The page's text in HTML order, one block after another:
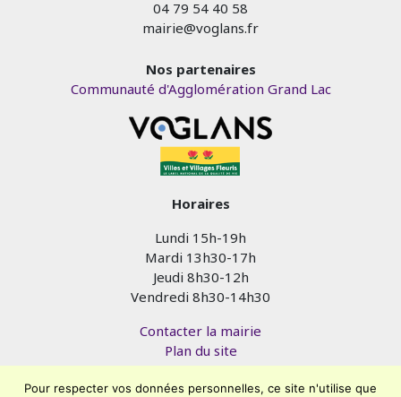
04 79 54 40 58
mairie@voglans.fr
Nos partenaires
Communauté d'Agglomération Grand Lac
Horaires
Lundi 15h-19h
Mardi 13h30-17h
Jeudi 8h30-12h
Vendredi 8h30-14h30
Contacter la mairie
Plan du site
Mentions légales
Confidentialité
Pour respecter vos données personnelles, ce site n'utilise que